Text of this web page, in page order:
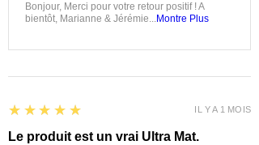
Bonjour, Merci pour votre retour positif ! A
bientôt, Marianne & Jérémie...Montre Plus
5
★★★★★
Le produit est un vrai Ultra Mat.
IL Y A 1 MOIS